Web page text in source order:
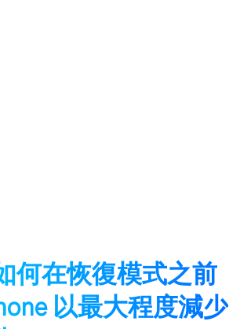
何在恢復模式之前
以最大程度減少